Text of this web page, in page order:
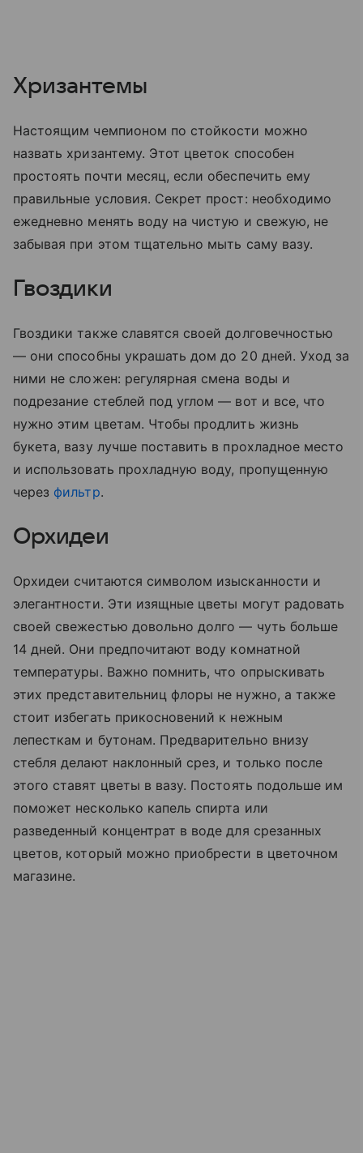
Хризантемы
Настоящим чемпионом по стойкости можно
назвать хризантему. Этот цветок способен
простоять почти месяц, если обеспечить ему
правильные условия. Секрет прост: необходимо
ежедневно менять воду на чистую и свежую, не
забывая при этом тщательно мыть саму вазу.
Гвоздики
Гвоздики также славятся своей долговечностью
— они способны украшать дом до 20 дней. Уход за
ними не сложен: регулярная смена воды и
подрезание стеблей под углом — вот и все, что
нужно этим цветам. Чтобы продлить жизнь
букета, вазу лучше поставить в прохладное место
и использовать прохладную воду, пропущенную
через фильтр.
Орхидеи
Орхидеи считаются символом изысканности и
элегантности. Эти изящные цветы могут радовать
своей свежестью довольно долго — чуть больше
14 дней. Они предпочитают воду комнатной
температуры. Важно помнить, что опрыскивать
этих представительниц флоры не нужно, а также
стоит избегать прикосновений к нежным
лепесткам и бутонам. Предварительно внизу
стебля делают наклонный срез, и только после
этого ставят цветы в вазу. Постоять подольше им
поможет несколько капель спирта или
разведенный концентрат в воде для срезанных
цветов, который можно приобрести в цветочном
магазине.